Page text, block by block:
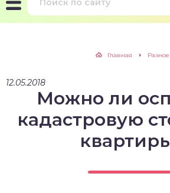
Главная Разное
12.05.2018
Можно ли
кадастровую